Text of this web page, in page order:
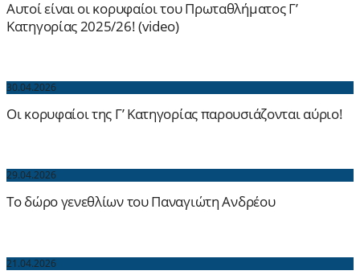
Αυτοί είναι οι κορυφαίοι του Πρωταθλήματος Γ’
Κατηγορίας 2025/26! (video)
30.04.2026
Οι κορυφαίοι της Γ’ Κατηγορίας παρουσιάζονται αύριο!
29.04.2026
Το δώρο γενεθλίων του Παναγιώτη Ανδρέου
21.04.2026